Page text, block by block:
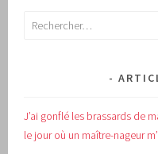
Rechercher :
J’ai gonflé les brassards de
le jour où un maître-nageur